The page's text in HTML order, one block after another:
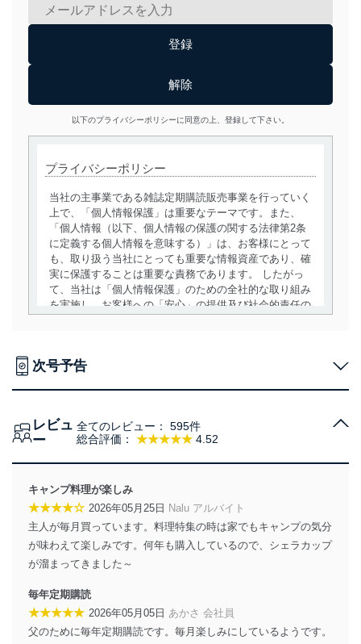
以下のプライバシーポリシーに同意の上、登録して下さい。
プライバシーポリシー
当社の主事業である雑誌定期購読販売事業を行っていく
上で、「個人情報保護」は重要なテーマです。また、
「個人情報（以下、個人情報の保護の関する法律第2条
に定義する個人情報を意味する）」は、お客様にとって
も、取り扱う当社にとっても重要な情報資産であり、確
実に保護することは重要な責務であります。 したがっ
て、当社は「個人情報保護」のための全社的な取り組み
を実施し、お客様への「安心」の提供及び社会的責任の
用目的を明確にし、本人の同意を得たうえで利用目的の
得・利用・提供を行います。また、当社が保有している
個人情報は、同意を得ずに目的外利用、第三者への提
ます。また、目的外利用を行わないために、適切な管理
措置を講じます。
法令遵守
当社は、個人情報に関連する法令、国が定める指針及び
に、これらの法令及びその他の規範を常に適合させま
す。
個人情報の安全管理措置
次号予告
レビュ
ー
総合評価： ★★★★★ 4.52
全てのレビュー： 595件
キャンプ料理が楽しみ
★★★★☆ 2026年05月25日 Nalu アルバイト
主人が毎月買っています。料理特集の時は家でもキャンプの気分
が味わえて楽しみです。何年も購入しているので、シェラカップ
が溜まってきました～
毎年定期購読
★★★★★ 2026年05月05日 あかさ 会社員
父のために毎年定期購読です。毎月楽しみにしているようです。